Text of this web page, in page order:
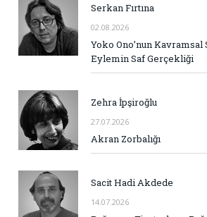
Serkan Fırtına
02.08.2026
Yoko Ono’nun Kavramsal
Eylemin Saf Gerçekliği
Zehra İpşiroğlu
27.07.2026
Akran Zorbalığı
Sacit Hadi Akdede
14.07.2026